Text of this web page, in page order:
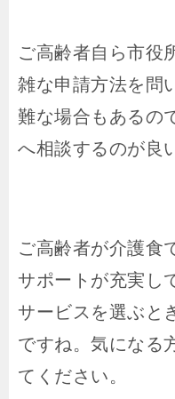
ご高齢者自ら市役
雑な申請方法を問
難な場合もあるの
へ相談するのが良
ご高齢者が介護食
サポートが充実し
サービスを選ぶと
ですね。気になる
てください。